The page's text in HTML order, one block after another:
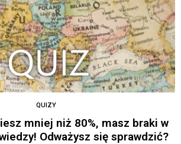
QUIZY
mniej niż 80%, masz braki w
Odważysz się sprawdzić?